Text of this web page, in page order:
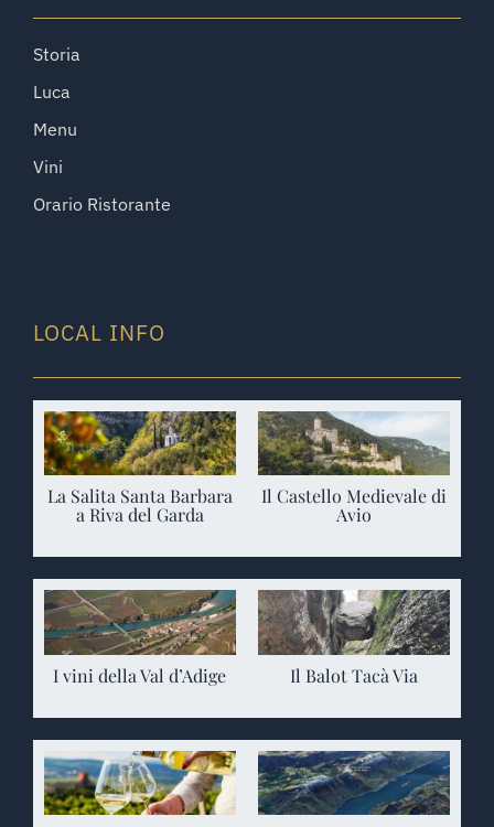
Storia
Luca
Menu
Vini
Orario Ristorante
LOCAL INFO
La Salita Santa Barbara
a Riva del Garda
Il Castello Medievale di
Avio
I vini della Val d’Adige Il Balot Tacà Via